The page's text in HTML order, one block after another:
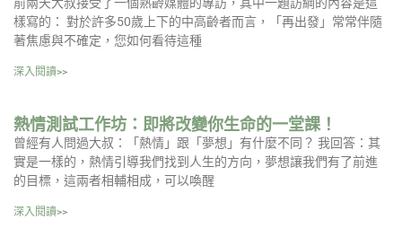
樣寫的： 對於許多50歲上下的中高齡者而言，「再出發」常常伴隨
著焦慮與不確定，您如何看待這種
深入閱讀>>
熱情測試工作坊：即將改變你生命的一堂課！
曾經有人問過大叔：「熱情」跟「夢想」有什麼不同？ 我回答：其
實是一樣的，熱情引導我們找到人生的方向，夢想讓我們有了前進
的目標，這兩者相輔相成，可以喚醒
深入閱讀>>